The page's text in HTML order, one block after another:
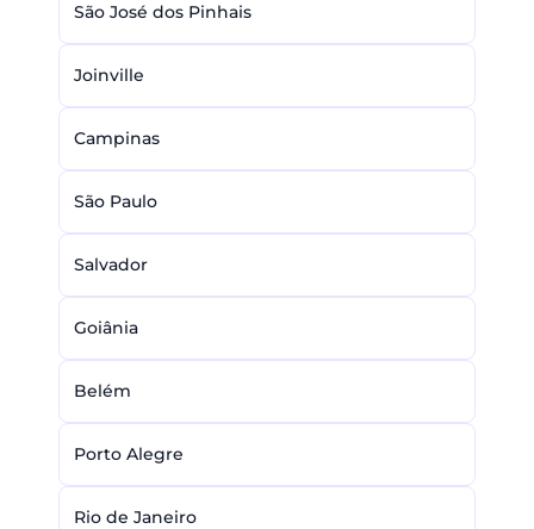
São José dos Pinhais
Joinville
Campinas
São Paulo
Salvador
Goiânia
Belém
Porto Alegre
Rio de Janeiro